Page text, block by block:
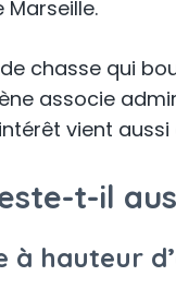
chasse qui
associe
vient
t-il
à hauteur